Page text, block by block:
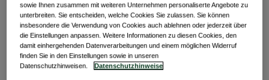
Muster: 80 % der Ausgaben fließen an 20 % der
Lieferanten. Dieses sogenannte Pareto-Prinzip kennen Sie
vielleicht. Allerdings gilt auch der umgekehrte Fall: 20 %
der Ausgaben gehen an 80 % der Lieferanten. Die typische
Verteilung verdeutlicht folgende Kurve:
sowie Ihnen zusammen mit weiteren Unternehmen personaliserte Angebote zu
unterbreiten. Sie entscheiden, welche Cookies Sie zulassen. Sie können
insbesondere die Verwendung von Cookies auch ablehnen oder jederzeit über
die Einstellungen anpassen. Weitere Informationen zu diesen Cookies, den
damit einhergehenden Datenverarbeitungen und einem möglichen Widerruf
finden Sie in den Einstellungen sowie in unseren
Datenschutzhinweisen.
Datenschutzhinweise